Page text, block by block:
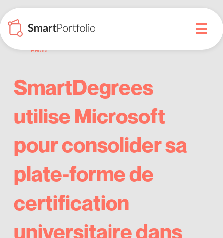
Retour
SmartDegrees
utilise Microsoft
pour consolider sa
plate-forme de
certification
universitaire dans